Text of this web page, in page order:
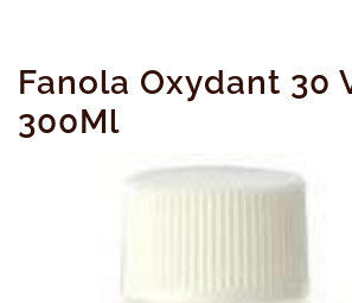
Fanola Oxydant 30
300Ml